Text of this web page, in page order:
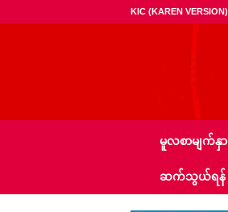
KIC (KAREN VERSION)
–
မူလစာမျက်နှာ
ဆက်သွယ်ရန်